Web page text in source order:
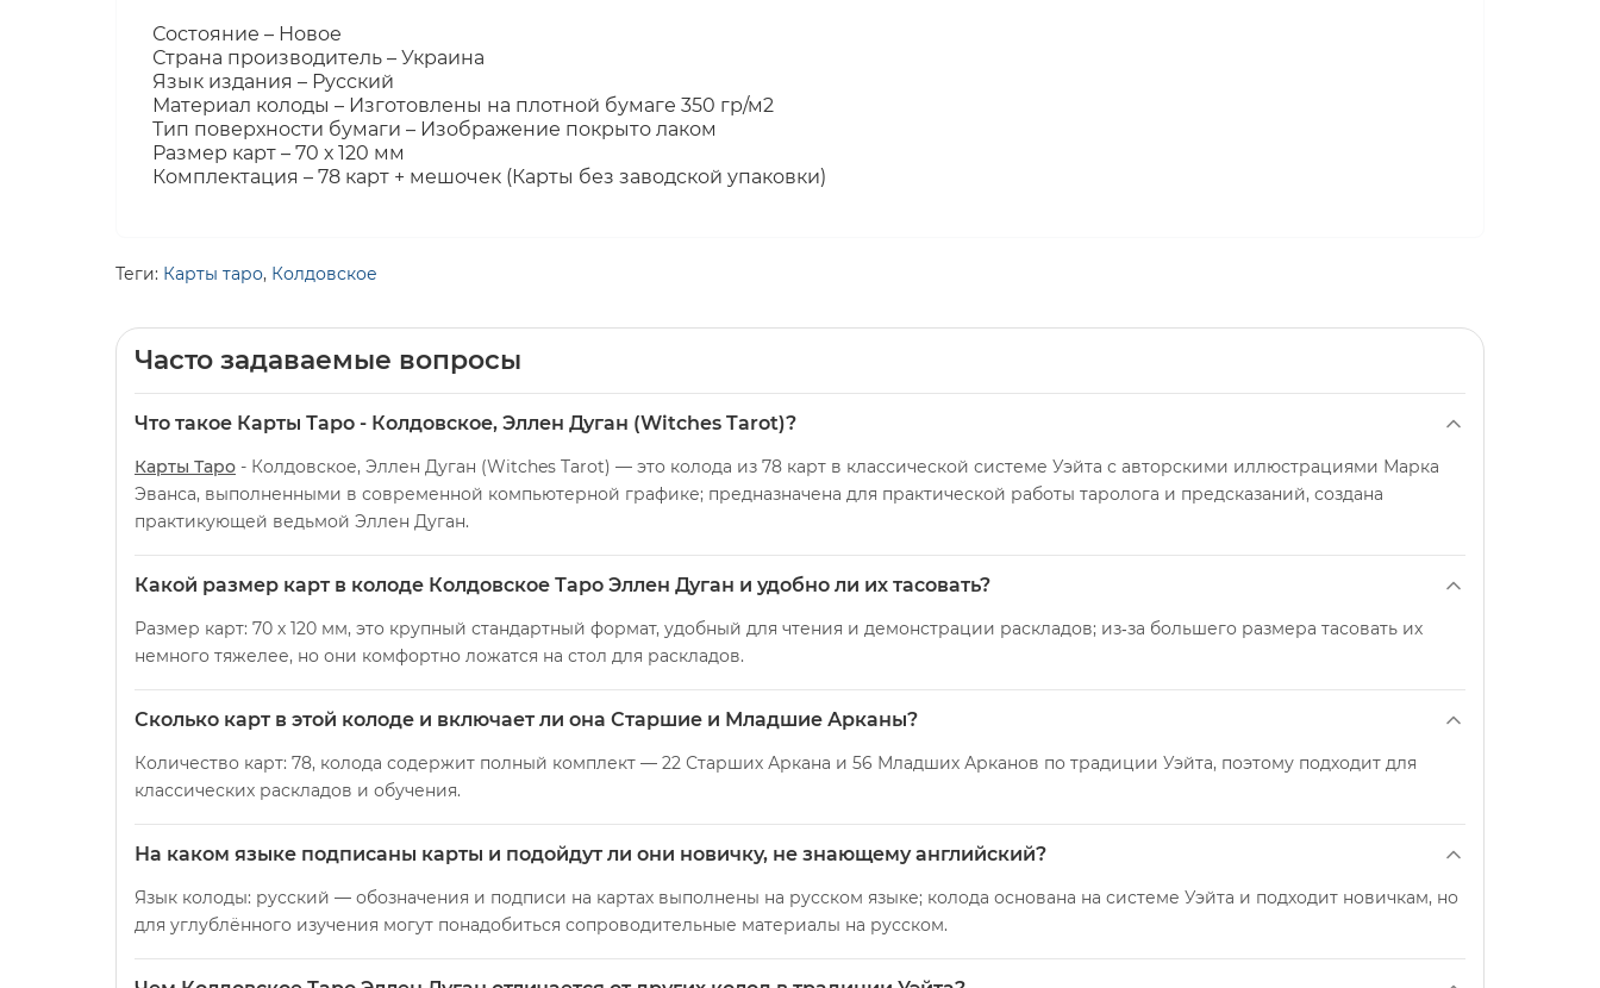
Состояние – Новое
Страна производитель – Украина
Язык издания – Русский
Материал колоды – Изготовлены на плотной бумаге 350 гр/м2
Тип поверхности бумаги – Изображение покрыто лаком
Размер карт – 70 х 120 мм
Комплектация – 78 карт + мешочек (Карты без заводской упаковки)
Теги: Карты таро, Колдовское
Часто задаваемые вопросы
Что такое Карты Таро - Колдовское, Эллен Дуган (Witches Tarot)?
Карты Таро - Колдовское, Эллен Дуган (Witches Tarot) — это колода из 78 карт в классической системе Уэйта с авторскими иллюстрациями Марка
Эванса, выполненными в современной компьютерной графике; предназначена для практической работы таролога и предсказаний, создана
практикующей ведьмой Эллен Дуган.
Какой размер карт в колоде Колдовское Таро Эллен Дуган и удобно ли их тасовать?
Размер карт: 70 х 120 мм, это крупный стандартный формат, удобный для чтения и демонстрации раскладов; из‑за большего размера тасовать их
немного тяжелее, но они комфортно ложатся на стол для раскладов.
Сколько карт в этой колоде и включает ли она Старшие и Младшие Арканы?
Количество карт: 78, колода содержит полный комплект — 22 Старших Аркана и 56 Младших Арканов по традиции Уэйта, поэтому подходит для
классических раскладов и обучения.
На каком языке подписаны карты и подойдут ли они новичку, не знающему английский?
Язык колоды: русский — обозначения и подписи на картах выполнены на русском языке; колода основана на системе Уэйта и подходит новичкам, но
для углублённого изучения могут понадобиться сопроводительные материалы на русском.